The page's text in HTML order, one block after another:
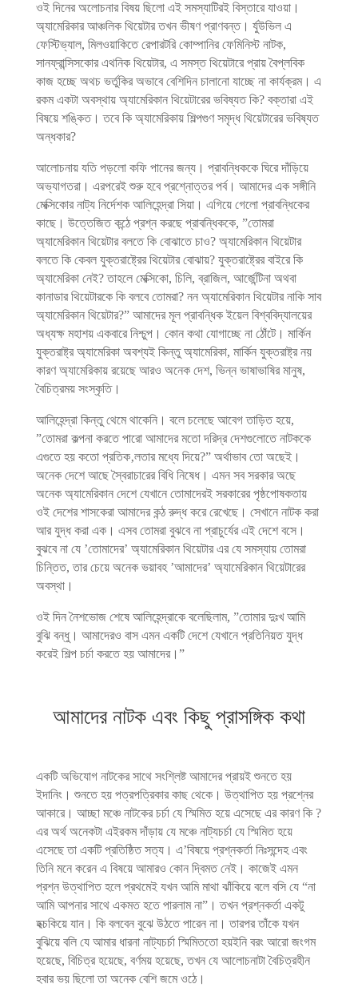
ওই দিনের অলোচনার বিষয় ছিলো এই সমস্যাটিরই বিস্তারে যাওয়া।
অ্যামেরিকার আঞ্চলিক থিয়েটার তখন ভীষণ প্রাণবন্ত। র্যুউভিল এ
ফেস্টিভ্যাল, মিলওয়াকিতে রেপারটরি কোম্পানির ফেমিনিস্ট নাটক,
সানফ্রান্সিসকোর এথনিক থিয়েটার, এ সমস্ত থিয়েটারে প্রায় বৈপ্লবিক
কাজ হচ্ছে অথচ ভর্তুকির অভাবে বেশিদিন চালানো যাচ্ছে না কার্যক্রম। এ
রকম একটা অবস্থায় অ্যামেরিকান থিয়েটারের ভবিষ্যত কি? বক্তারা এই
বিষয়ে শঙ্কিত। তবে কি অ্যামেরিকায় শিল্পগুণ সমৃদ্ধ থিয়েটারের ভবিষ্যত
অন্ধকার?
আলোচনায় যতি পড়লো কফি পানের জন্য। প্রাবন্ধিককে ঘিরে দাঁড়িয়ে
অভ্যাগতরা। এরপরেই শুরু হবে প্রশ্নোত্তর পর্ব। আমাদের এক সঙ্গীনি
মেক্সিকোর নাট্য নির্দেশক আলিহেন্দ্রা সিয়া। এগিয়ে গেলো প্রাবন্ধিকের
কাছে। উত্তেজিত কন্ঠে প্রশ্ন করছে প্রাবন্ধিককে, ”তোমরা
অ্যামেরিকান থিয়েটার বলতে কি বোঝাতে চাও? অ্যামেরিকান থিয়েটার
বলতে কি কেবল যুক্তরাষ্ট্রের থিয়েটার বোঝায়? যুক্তরাষ্ট্রের বাইরে কি
অ্যামেরিকা নেই? তাহলে মেক্সিকো, চিলি, ব্রাজিল, আর্জেন্টিনা অথবা
কানাডার থিয়েটারকে কি বলবে তোমরা? নন অ্যামেরিকান থিয়েটার নাকি সাব
অ্যামেরিকান থিয়েটার?” আমাদের মূল প্রাবন্ধিক ইয়েল বিশ্ববিদ্যালয়ের
অধ্যক্ষ মহাশয় একবারে নিশ্চুপ। কোন কথা যোগাচ্ছে না ঠোঁটে। মার্কিন
যুক্তরাষ্ট্র অ্যামেরিকা অবশ্যই কিন্তু অ্যামেরিকা, মার্কিন যুক্তরাষ্ট্র নয়
কারণ অ্যামেরিকায় রয়েছে আরও অনেক দেশ, ভিন্ন ভাষাভাষির মানুষ,
বৈচিত্রময় সংস্কৃতি।
আলিহেন্দ্রা কিন্তু থেমে থাকেনি। বলে চলেছে আবেগ তাড়িত হয়ে,
”তোমরা কল্পনা করতে পারো আমাদের মতো দরিদ্র দেশগুলোতে নাটককে
এগুতে হয় কতো প্রতিক‚লতার মধ্যে দিয়ে?” অর্থাভাব তো অছেই।
অনেক দেশে আছে স্বৈরাচারের বিধি নিষেধ। এমন সব সরকার অছে
অনেক অ্যামেরিকান দেশে যেখানে তোমাদেরই সরকারের পৃষ্ঠপোষকতায়
ওই দেশের শাসকেরা আমাদের কন্ঠ রুদ্ধ করে রেখেছে। সেখানে নাটক করা
আর যুদ্ধ করা এক। এসব তোমরা বুঝবে না প্রাচুর্যের এই দেশে বসে।
বুঝবে না যে ’তোমাদের’ অ্যামেরিকান থিয়েটার এর যে সমস্যায় তোমরা
চিন্তিত, তার চেয়ে অনেক ভয়াবহ ’আমাদের’ অ্যামেরিকান থিয়েটারের
অবস্থা।
ওই দিন নৈশভোজ শেষে আলিহেন্দ্রাকে বলেছিলাম, ”তোমার দুঃখ আমি
বুঝি বন্ধু। আমাদেরও বাস এমন একটি দেশে যেখানে প্রতিনিয়ত যুদ্ধ
করেই শিল্প চর্চা করতে হয় আমাদের।”
আমাদের নাটক এবং কিছু প্রাসঙ্গিক কথা
একটি অভিযোগ নাটকের সাথে সংশ্লিষ্ট আমাদের প্রায়ই শুনতে হয়
ইদানিং। শুনতে হয় পত্রপত্রিকার কাছ থেকে। উত্থাপিত হয় প্রশ্নের
আকারে। আচ্ছা মঞ্চে নাটকের চর্চা যে স্মিমিত হয়ে এসেছে এর কারণ কি ?
এর অর্থ অনেকটা এইরকম দাঁড়ায় যে মঞ্চে নাট্যচর্চা যে স্মিমিত হয়ে
এসেছে তা একটি প্রতিষ্ঠিত সত্য। এ’বিষয়ে প্রশ্নকর্তা নিঃসন্দেহ এবং
তিনি মনে করেন এ বিষয়ে আমারও কোন দ্বিমত নেই। কাজেই এমন
প্রশ্ন উত্থাপিত হলে প্রথমেই যখন আমি মাথা ঝাঁকিয়ে বলে বসি যে “না
আমি আপনার সাথে একমত হতে পারলাম না”। তখন প্রশ্নকর্তা একটু
হক্চকিয়ে যান। কি বলবেন বুঝে উঠতে পারেন না। তারপর তাঁকে যখন
বুঝিয়ে বলি যে আমার ধারনা নাট্যচর্চা স্মিমিততো হয়ইনি বরং আরো জংগম
হয়েছে, বিচিত্র হয়েছে, বর্ণময় হয়েছে, তখন যে আলোচনাটা বৈচিত্রহীন
হবার ভয় ছিলো তা অনেক বেশি জমে ওঠে।